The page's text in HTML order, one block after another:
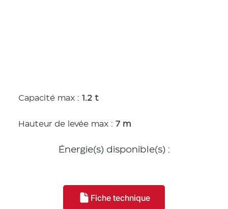
Capacité max :1.2 t
Hauteur de levée max : 7 m
Énergie(s) disponible(s) :
Fiche technique